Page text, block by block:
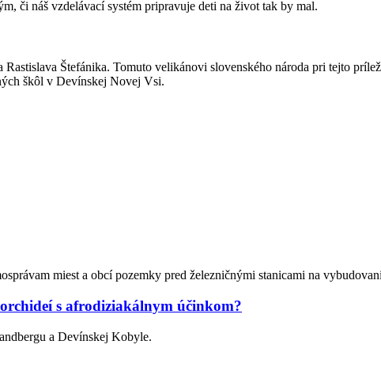
či náš vzdelávací systém pripravuje deti na život tak by mal.
Štefánika. Tomuto velikánovi slovenského národa pri tejto
škôl v Devínskej Novej Vsi.
miest a obcí pozemky pred železničnými stanicami na
s afrodiziakálnym účinkom?
a Devínskej Kobyle.